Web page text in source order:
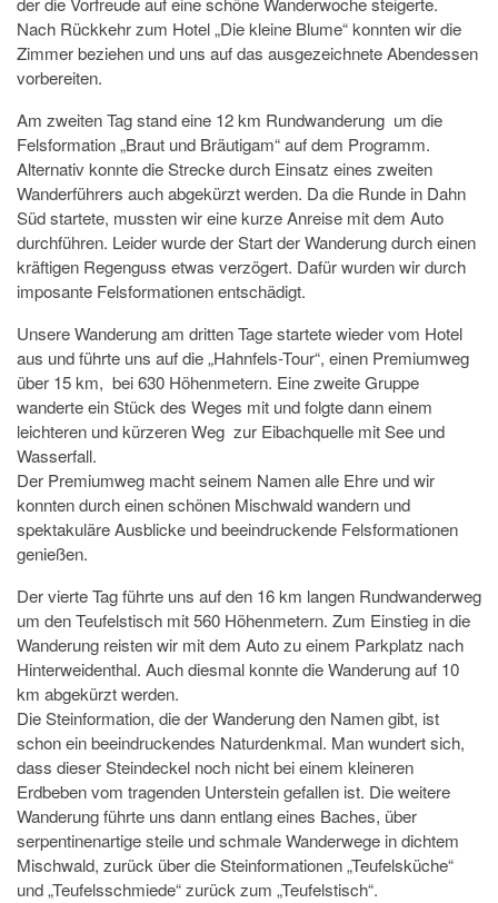
Nach Rückkehr zum Hotel „Die kleine Blume“ konnten wir die
Zimmer beziehen und uns auf das ausgezeichnete Abendessen
vorbereiten.
Am zweiten Tag stand eine 12 km Rundwanderung um die
Felsformation „Braut und Bräutigam“ auf dem Programm.
Alternativ konnte die Strecke durch Einsatz eines zweiten
Wanderführers auch abgekürzt werden. Da die Runde in Dahn
Süd startete, mussten wir eine kurze Anreise mit dem Auto
durchführen. Leider wurde der Start der Wanderung durch einen
kräftigen Regenguss etwas verzögert. Dafür wurden wir durch
imposante Felsformationen entschädigt.
Unsere Wanderung am dritten Tage startete wieder vom Hotel
aus und führte uns auf die „Hahnfels-Tour“, einen Premiumweg
über 15 km, bei 630 Höhenmetern. Eine zweite Gruppe
wanderte ein Stück des Weges mit und folgte dann einem
leichteren und kürzeren Weg zur Eibachquelle mit See und
Wasserfall.
Der Premiumweg macht seinem Namen alle Ehre und wir
konnten durch einen schönen Mischwald wandern und
spektakuläre Ausblicke und beeindruckende Felsformationen
genießen.
Der vierte Tag führte uns auf den 16 km langen Rundwanderweg
um den Teufelstisch mit 560 Höhenmetern. Zum Einstieg in die
Wanderung reisten wir mit dem Auto zu einem Parkplatz nach
Hinterweidenthal. Auch diesmal konnte die Wanderung auf 10
km abgekürzt werden.
Die Steinformation, die der Wanderung den Namen gibt, ist
schon ein beeindruckendes Naturdenkmal. Man wundert sich,
dass dieser Steindeckel noch nicht bei einem kleineren
Erdbeben vom tragenden Unterstein gefallen ist. Die weitere
Wanderung führte uns dann entlang eines Baches, über
serpentinenartige steile und schmale Wanderwege in dichtem
Mischwald, zurück über die Steinformationen „Teufelsküche“
und „Teufelsschmiede“ zurück zum „Teufelstisch“.